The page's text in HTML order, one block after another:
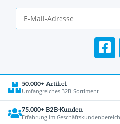
50.000+ Artikel
Umfangreiches B2B-Sortiment
75.000+ B2B-Kunden
Erfahrung im Geschäftskundenbereich